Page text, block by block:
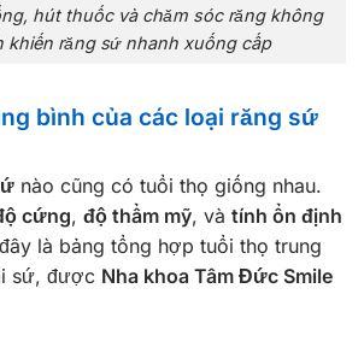
hút thuốc và chăm sóc răng không
khiến răng sứ nhanh xuống cấp
bình của các loại răng sứ
nào cũng có tuổi thọ giống nhau.
cứng, độ thẩm mỹ, và tính ổn định
là bảng tổng hợp tuổi thọ trung
sứ, được Nha khoa Tâm Đức Smile